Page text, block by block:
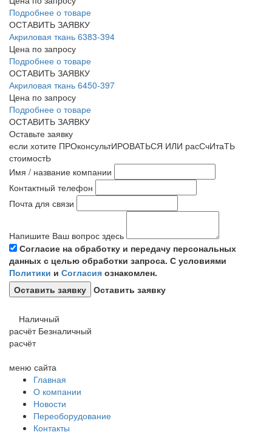
Подробнее о товаре
ОСТАВИТЬ ЗАЯВКУ
Акриловая ткань 6383-394
Цена по запросу
Подробнее о товаре
ОСТАВИТЬ ЗАЯВКУ
Акриловая ткань 6450-397
Цена по запросу
Подробнее о товаре
ОСТАВИТЬ ЗАЯВКУ
Оставьте заявку
если хотите ПРОконсультИРОВАТЬСЯ ИЛИ расСчИтаТЬ
стоимостЬ
Имя / название компании
Контактный телефон
Почта для связи
Напишите Ваш вопрос здесь
Согласие на обработку и передачу персональных
данных с целью обработки запроса. С условиями
Политики и Согласия ознакомлен.
Оставить заявку
Наличный
расчёт Безналичный
расчёт
меню сайта
Главная
О компании
Новости
Переоборудование
Контакты